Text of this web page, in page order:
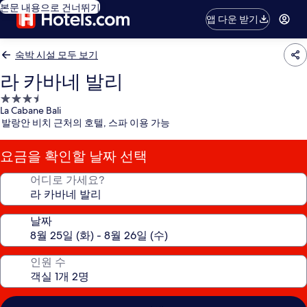
본문 내용으로 건너뛰기
앱 다운 받기
숙박 시설 모두 보기
라 카바네 발리
3.5
성
급
숙
박
시
La Cabane Bali
발랑안 비치 근처의 호텔, 스파 이용 가능
요금을 확인할 날짜 선택
어디로 가세요?
날짜
인원 수